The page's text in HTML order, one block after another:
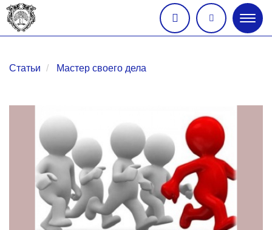
меню
Статьи Мастер своего дела